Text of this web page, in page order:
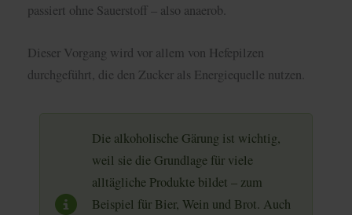
passiert ohne Sauerstoff – also anaerob.
Dieser Vorgang wird vor allem von Hefepilzen
durchgeführt, die den Zucker als Energiequelle nutzen.
Die alkoholische Gärung ist wichtig,
weil sie die Grundlage für viele
alltägliche Produkte bildet – zum
Beispiel für Bier, Wein und Brot. Auch